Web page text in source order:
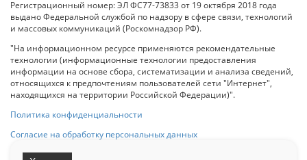
Регистрационный номер: ЭЛ ФС77-73833 от 19 октября 2018 года
выдано Федеральной службой по надзору в сфере связи, технологий
и массовых коммуникаций (Роскомнадзор РФ).
"На информационном ресурсе применяются рекомендательные
технологии (информационные технологии предоставления
информации на основе сбора, систематизации и анализа сведений,
относящихся к предпочтениям пользователей сети "Интернет",
находящихся на территории Российской Федерации)".
Политика конфиденциальности
Согласие на обработку персональных данных